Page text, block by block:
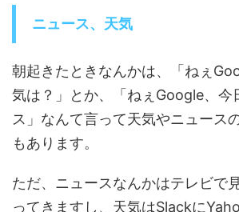
ニュース、天気
朝起きたときなんかは、「ねぇ
気は？」とか、「ねぇGoogle、今
ス」なんて言って天気やニュース
もあります。
ただ、ニュースなんかはテレビで
ってきますし、天気はSlackに